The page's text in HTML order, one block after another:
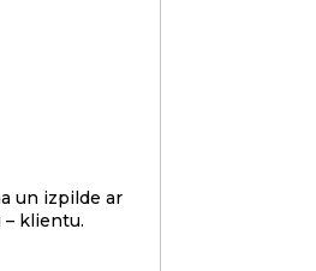
un izpilde ar
klientu.